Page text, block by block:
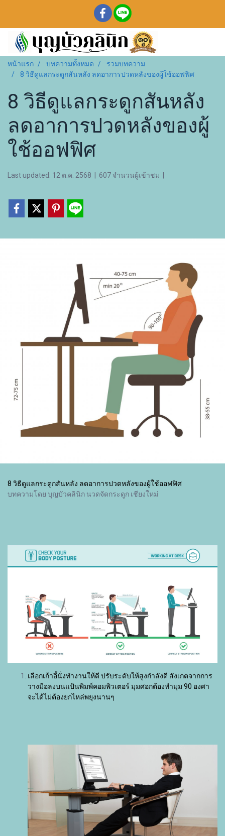
หน้าแรก บทความทั้งหมด
รวมบทความ
8 วิธีดูแลกระดูกสันหลัง ลดอาการปวดหลังของผู้ใช้ออฟฟิศ
8 วิธีดูแลกระดูกสันหลัง
ลดอาการปวดหลังของผู้
ใช้ออฟฟิศ
Last updated: 12 ต.ค. 2568 607 จำนวนผู้เข้าชม
8 วิธีดูแลกระดูกสันหลัง ลดอาการปวดหลังของผู้ใช้ออฟฟิศ
บทความโดย บุญบัวคลินิก นวดจัดกระดูก เชียงใหม่
เลือกเก้าอี้นั่งทำงานให้ดี ปรับระดับให้สูงกำลังดี สังเกตจากการ
วางมือลงบนแป้นพิมพ์คอมพิวเตอร์ มุมศอกต้องทำมุม 90 องศา
จะได้ไม่ต้องยกไหล่พยุงนานๆ